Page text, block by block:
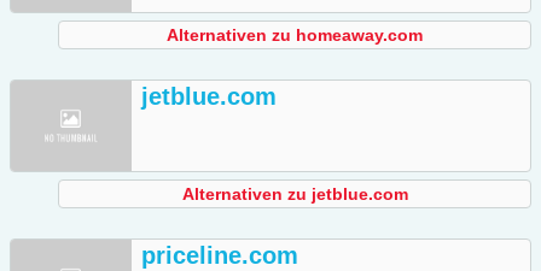
Alternativen zu homeaway.com
jetblue.com
Alternativen zu jetblue.com
priceline.com